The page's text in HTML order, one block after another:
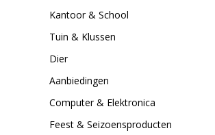
Kantoor & School
Tuin & Klussen
Dier
Aanbiedingen
Computer & Elektronica
Feest & Seizoensproducten